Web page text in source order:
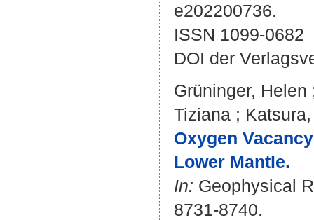
e202200736.
ISSN 1099-0682
DOI der
Grüninger, Helen
Tiziana ;
Oxygen
Lower Mantle.
In: Geophysical
8731-8740.